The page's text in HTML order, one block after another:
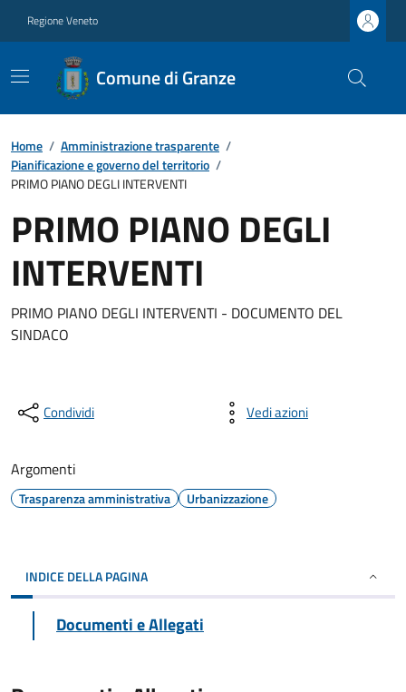
Regione Veneto
Comune di Granze
Home / Amministrazione trasparente /
Pianificazione e governo del territorio /
PRIMO PIANO DEGLI INTERVENTI
PRIMO PIANO DEGLI
INTERVENTI
PRIMO PIANO DEGLI INTERVENTI - DOCUMENTO DEL
SINDACO
Condividi Vedi azioni
Argomenti
Trasparenza amministrativa Urbanizzazione
INDICE DELLA PAGINA
Documenti e Allegati